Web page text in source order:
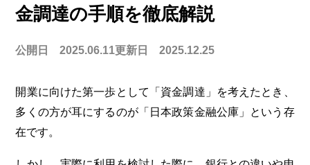
金調達の手順を徹底解説
公開日 2025.06.11更新日 2025.12.25
開業に向けた第一歩として「資金調達」を考えたとき、
多くの方が耳にするのが「日本政策金融公庫」という存
在です。